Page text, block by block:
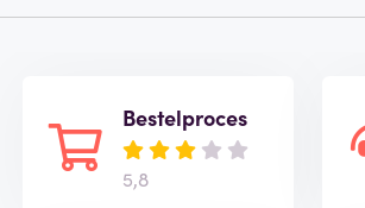
Bestelproces
5,8